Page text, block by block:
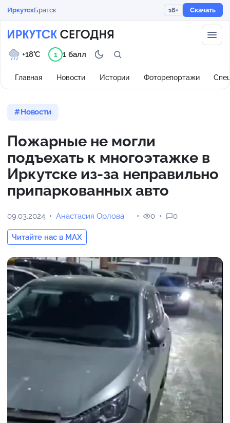
ИркутскБратск 16+ Скачать
Главная Новости Истории Фоторепортажи
+18°C 1 1 балл
Новости
Пожарные не могли
подъехать к многоэтажке в
Иркутске из-за неправильно
припаркованных авто
09.03.2024 Анастасия Орлова
Читайте нас в MAX
0 0